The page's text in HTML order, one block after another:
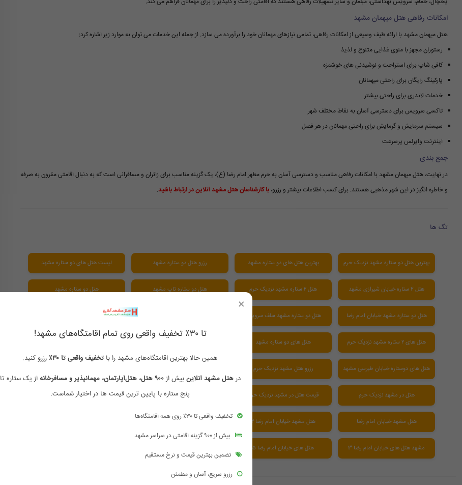
امکانات رفاهی هتل میهمان مشهد
هتل میهمان مشهد با ارائه طیف وسیعی از امکانات رفاهی، تمامی نیازهای مهمانان خود را برآورده می سازد. از جمله این خدمات می توان به موارد زیر اشاره کرد:
رستوران مجهز با منوی غذایی متنوع و لذیذ
کافی شاپ برای استراحت و نوشیدنی های خوشمزه
پارکینگ رایگان برای راحتی میهمانان
خدمات لاندری برای راحتی بیشتر
تاکسی سرویس برای دسترسی آسان به نقاط مختلف شهر
سیستم سرمایش و گرمایش برای راحتی مهمانان در هر فصل
اینترنت وایرلس پرسرعت
جمع بندی
در نهایت، هتل میهمان مشهد با امکانات رفاهی مناسب و دسترسی آسان به حرم مطهر امام رضا (ع)، یک گزینه مناسب برای زائران و مسافرانی است که به دنبال اقامتی مقرون به صرفه
و خاطره انگیز در این شهر مذهبی هستند. برای کسب اطلاعات بیشتر و رزرو، با کارشناسان هتل مشهد آنلاین در ارتباط باشید.
تگ ها
بهترین هتل دو ستاره مشهد نزدیک حرم بهترین هتل های دو ستاره مشهد رزرو هتل دو ستاره مشهد لیست هتل های دو ستاره مشهد
هتل 2 ستاره خیابان شیرازی مشهد هتل ۲ ستاره مشهد نزدیک حرم هتل دو ستاره تاپ مشهد هتل دو ستاره مشهد
هتل دو ستاره مشهد خیابان امام رضا هتل دو ستاره مشهد سلف سرویس هتل های 2 ستاره مشهد نزدیک حرم
هتل های ۲ ستاره مشهد نزدیک حرم هتل های دو ستاره مشهد
هتل های دوستاره خیابان طبرسی مشهد رزرو هتل مشهد نزدیک حرم
هتل در مشهد نزدیک حرم قیمت هتل در مشهد نزدیک حرم هتل امام رضا 8 مشهد هتل خیابان امام رضا 5 مشهد
هتل مشهد خیابان امام رضا هتل مشهد خیابان امام رضا ۲ هتل های امام رضا 5
مشهد هتل های خیابان امام رضا 3 هتل های خیابان امام رضا ۵
×
تا ۳۰٪ تخفیف واقعی روی تمام اقامتگاه‌های مشهد!
همین حالا بهترین اقامتگاه‌های مشهد را با تخفیف واقعی تا ۳۰٪
رزرو کنید.
درهتل مشهد آنلاین بیش از۹۰۰ هتل، هتل‌آپارتمان، مهمانپذیر و مسافرخانه
از یک ستاره تا
پنج ستاره با پایین ترین قیمت ها در اختیار شماست.
تخفیف واقعی تا ۳۰٪ روی همه اقامتگاه‌ها
بیش از ۹۰۰ گزینه اقامتی در سراسر مشهد
تضمین بهترین قیمت و نرخ مستقیم
رزرو سریع، آسان و مطمئن